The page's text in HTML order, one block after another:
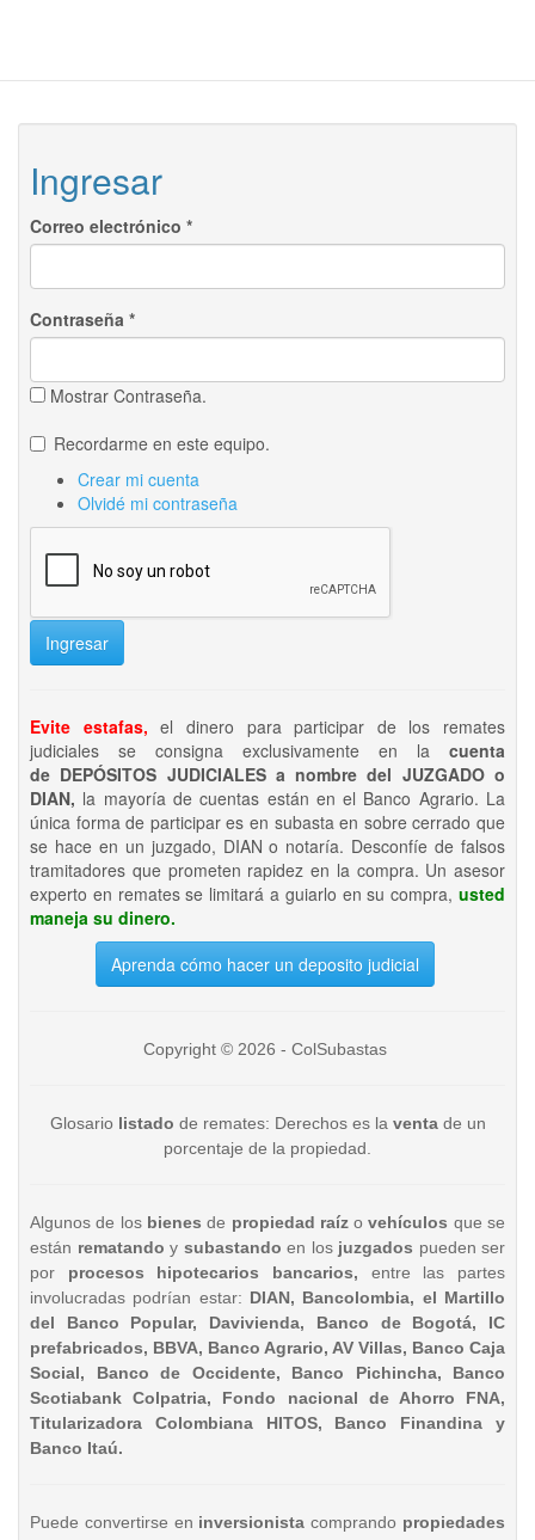
Ingresar
Correo electrónico *
Contraseña *
Mostrar Contraseña.
Recordarme en este equipo.
Crear mi cuenta
Olvidé mi contraseña
Ingresar
Evite estafas, el dinero para participar de los remates
judiciales se consigna exclusivamente en la cuenta
de DEPÓSITOS JUDICIALES a nombre del JUZGADO o
DIAN, la mayoría de cuentas están en el Banco Agrario. La
única forma de participar es en subasta en sobre cerrado que
se hace en un juzgado, DIAN o notaría. Desconfíe de falsos
tramitadores que prometen rapidez en la compra. Un asesor
experto en remates se limitará a guiarlo en su compra, usted
maneja su dinero.
Aprenda cómo hacer un deposito judicial
Copyright © 2026 - ColSubastas
Glosario listado de remates: Derechos es la ventade un
porcentaje de la propiedad.
Algunos de los bienesde propiedad raízo vehículos que se
están rematando y subastando en los juzgados pueden ser
por procesos hipotecarios bancarios, entre las partes
involucradas podrían estar: DIAN, Bancolombia, el Martillo
del Banco Popular, Davivienda, Banco de Bogotá, IC
prefabricados, BBVA, Banco Agrario, AV Villas, Banco Caja
Social, Banco de Occidente, Banco Pichincha, Banco
Scotiabank Colpatria, Fondo nacional de Ahorro FNA,
Titularizadora Colombiana HITOS, Banco Finandina y
Banco Itaú.
Puede convertirse en inversionista comprando propiedades